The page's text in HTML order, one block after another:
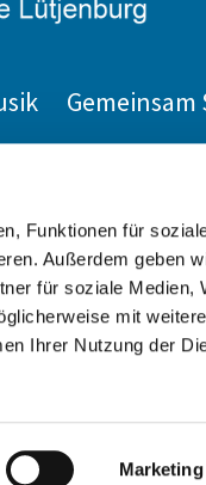
Funktionen für
Außerdem geben
für soziale Medien,
mit
Ihrer Nutzung der
Marketing
Gemeinsam